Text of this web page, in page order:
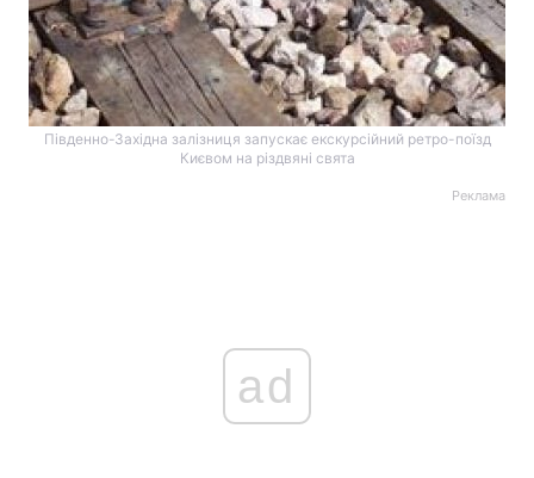
Південно-Західна залізниця запускає екскурсійний ретро-поїзд
Києвом на різдвяні свята
Реклама
ad